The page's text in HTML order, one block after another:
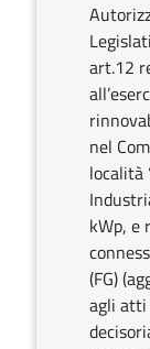
art.12
nel
località
kWp, e
(FG)
agli atti